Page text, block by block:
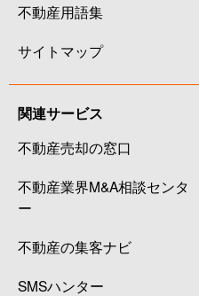
不動産用語集
サイトマップ
関連サービス
不動産売却の窓口
不動産業界M&A相談センタ
ー
不動産の集客ナビ
SMSハンター